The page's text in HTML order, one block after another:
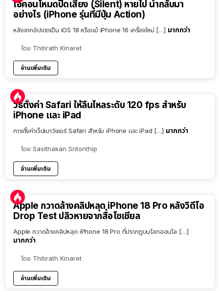
ไอคอนโหมดปิดเสียง (Silent) หายไป นำกลับมา
อย่างไร (iPhone รุ่นที่มีปุ่ม Action)
หลังจากอัปเดตเป็น iOS 18 หรือแม้ iPhone 16 เครื่องใหม่ […] มากกว่า
โดย Thitirath Kinaret
อ่านเพิ่มเติม
วิธีตั้งค่า Safari ให้ลื่นไหลระดับ 120 fps สำหรับ
iPhone และ iPad
การตั้งค่าเว็ปเบาว์เซอร์ Safari สำหรับ iPhone และ iPad […] มากกว่า
โดย Sasithakan Sritonthip
อ่านเพิ่มเติม
Apple กวาดล้างคลิปหลุด iPhone 18 Pro หลังวิดีโอ
Drop Test ปลิวหายจากสื่อโซเชียล
Apple กวาดล้างคลิปหลุด iPhone 18 Pro ที่ปรากฏบนโลกออนไล […]
มากกว่า
โดย Thitirath Kinaret
อ่านเพิ่มเติม